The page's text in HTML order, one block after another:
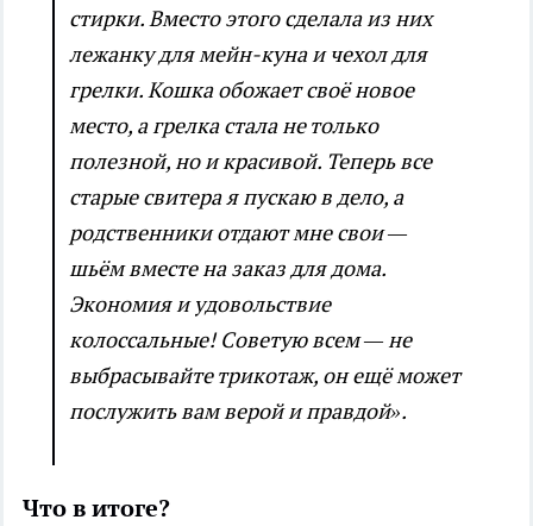
стирки. Вместо этого сделала из них
лежанку для мейн-куна и чехол для
грелки. Кошка обожает своё новое
место, а грелка стала не только
полезной, но и красивой. Теперь все
старые свитера я пускаю в дело, а
родственники отдают мне свои —
шьём вместе на заказ для дома.
Экономия и удовольствие
колоссальные! Советую всем — не
выбрасывайте трикотаж, он ещё может
послужить вам верой и правдой».
Что в итоге?